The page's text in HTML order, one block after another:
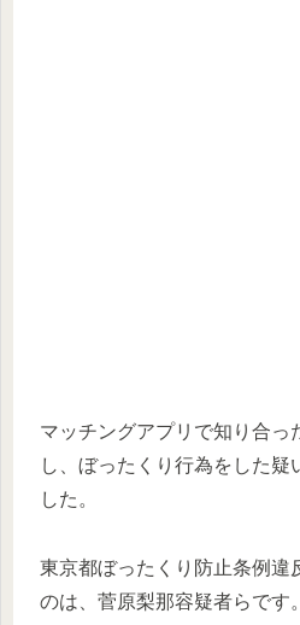
マッチングアプリで知り合っ
し、ぼったくり行為をした疑
した。
東京都ぼったくり防止条例違
のは、菅原梨那容疑者らです。